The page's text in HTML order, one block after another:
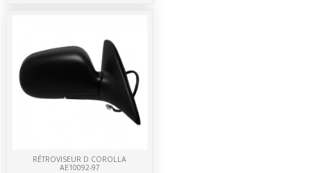
RÉTROVISEUR D COROLLA
AE10092-97